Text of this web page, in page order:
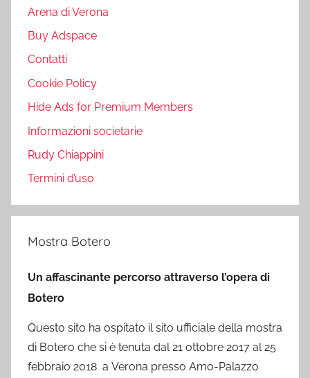
Arena di Verona
Buy Adspace
Contatti
Cookie Policy
Hide Ads for Premium Members
Informazioni societarie
Rudy Chiappini
Termini d’uso
Mostra Botero
Un affascinante percorso attraverso l’opera di
Botero
Questo sito ha ospitato il sito ufficiale della mostra
di Botero che si è tenuta dal 21 ottobre 2017 al 25
febbraio 2018 a Verona presso Amo-Palazzo